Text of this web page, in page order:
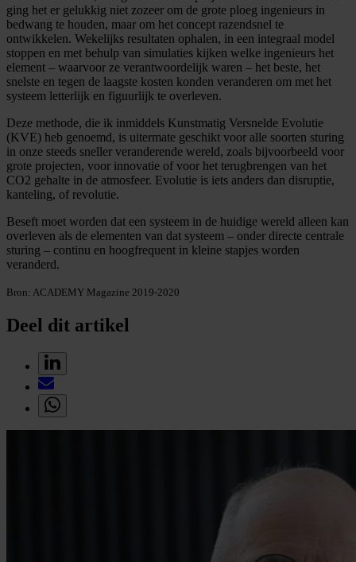
ging het er gelukkig niet zozeer om de grote ploeg ingenieurs in
bedwang te houden, maar om het concept razendsnel te
ontwikkelen. Wekelijks resultaten ophalen, in een integraal model
stoppen en met behulp van simulaties kijken welke ingenieurs het
element – waarvoor ze verantwoordelijk waren – het beste, het
snelste en tegen de laagste kosten konden veranderen om met het
systeem letterlijk en figuurlijk te overleven.
Deze methode, die ik inmiddels Kunstmatig Versnelde Evolutie
(KVE) heb genoemd, is uitermate geschikt voor alle soorten sturing
in onze steeds sneller veranderende wereld, zoals bijvoorbeeld voor
grote projecten, voor innovatie of voor het terugbrengen van het
CO2 gehalte in de atmosfeer. Evolutie is iets anders dan disruptie,
kanteling, of revolutie.
Beseft moet worden dat een systeem in de huidige wereld alleen kan
overleven als de elementen van dat systeem – onder directe centrale
sturing – continu en hoogfrequent in kleine stapjes worden
veranderd.
Bron: ACADEMY Magazine 2019-2020
Deel dit artikel